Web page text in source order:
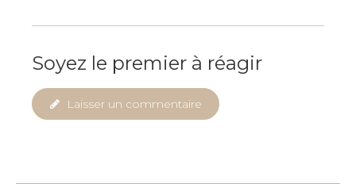
Soyez le premier à réagir
Laisser un commentaire